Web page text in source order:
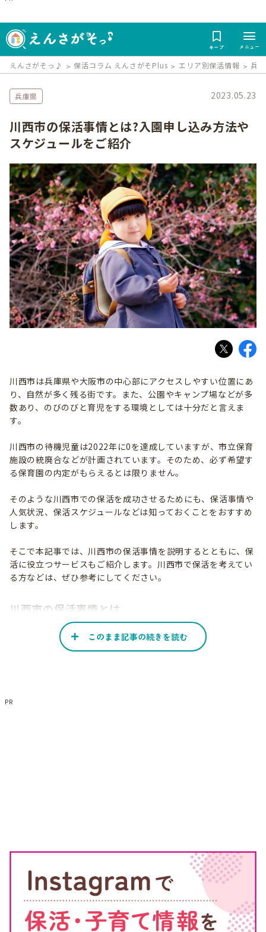
キープ メニュー
えんさがそっ♪ 保活コラム えんさがそPlus エリア別保活情報 兵
兵庫県 2023.05.23
川西市の保活事情とは?入園申し込み方法や
スケジュールをご紹介
川西市は兵庫県や大阪市の中心部にアクセスしやすい位置にあ
り、自然が多く残る街です。また、公園やキャンプ場などが多
数あり、のびのびと育児をする環境としては十分だと言えま
す。
川西市の待機児童は2022年に0を達成していますが、市立保育
施設の統廃合などが計画されています。そのため、必ず希望す
る保育園の内定がもらえるとは限りません。
そのような川西市での保活を成功させるためにも、保活事情や
人気状況、保活スケジュールなどは知っておくことをおすすめ
します。
そこで本記事では、川西市の保活事情を説明するとともに、保
活に役立つサービスもご紹介します。川西市で保活を考えてい
る方などは、ぜひ参考にしてください。
川西市の保活事情とは
川西市で保活を行う上で、押さえておきたい事情についてご紹
介します。川西市での保活を計画する上で欠かせない内容を説
不足時の扱いについて説明しています。
統廃合が計画さ
稚園
期間
久代幼稚園
南保育所
統合し、幼保連
携型認定こども
園となる
2023年度、202
4年度中に実施
このまま記事の続きを読む
PR